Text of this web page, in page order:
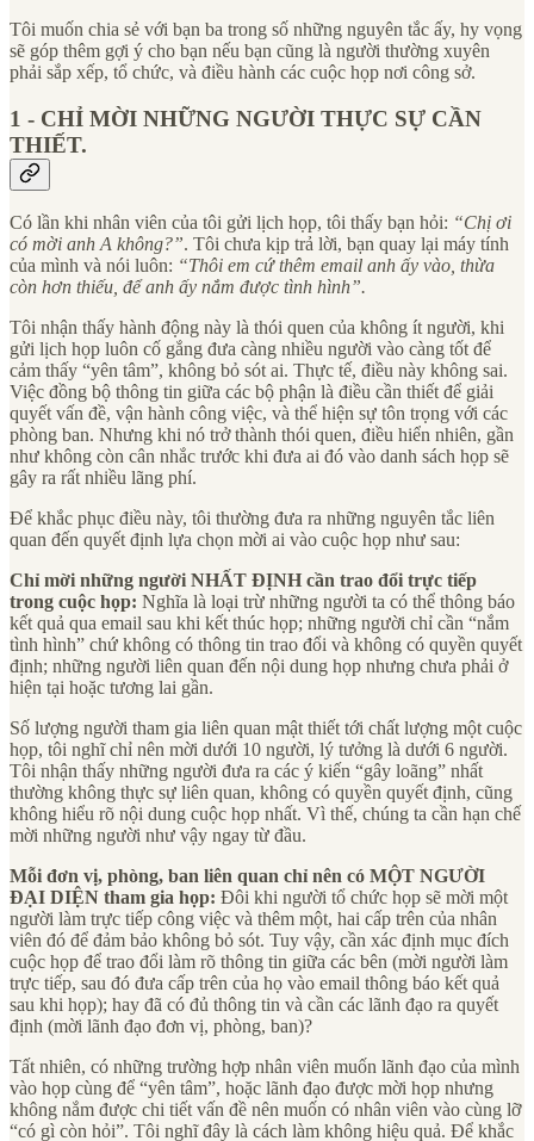
Tôi muốn chia sẻ với bạn ba trong số những nguyên tắc ấy, hy vọng
sẽ góp thêm gợi ý cho bạn nếu bạn cũng là người thường xuyên
phải sắp xếp, tổ chức, và điều hành các cuộc họp nơi công sở.
1 - CHỈ MỜI NHỮNG NGƯỜI THỰC SỰ CẦN
THIẾT.
Có lần khi nhân viên của tôi gửi lịch họp, tôi thấy bạn hỏi: “Chị ơi
có mời anh A không?”. Tôi chưa kịp trả lời, bạn quay lại máy tính
của mình và nói luôn: “Thôi em cứ thêm email anh ấy vào, thừa
còn hơn thiếu, để anh ấy nắm được tình hình”.
Tôi nhận thấy hành động này là thói quen của không ít người, khi
gửi lịch họp luôn cố gắng đưa càng nhiều người vào càng tốt để
cảm thấy “yên tâm”, không bỏ sót ai. Thực tế, điều này không sai.
Việc đồng bộ thông tin giữa các bộ phận là điều cần thiết để giải
quyết vấn đề, vận hành công việc, và thể hiện sự tôn trọng với các
phòng ban. Nhưng khi nó trở thành thói quen, điều hiển nhiên, gần
như không còn cân nhắc trước khi đưa ai đó vào danh sách họp sẽ
gây ra rất nhiều lãng phí.
Để khắc phục điều này, tôi thường đưa ra những nguyên tắc liên
quan đến quyết định lựa chọn mời ai vào cuộc họp như sau:
Chỉ mời những người NHẤT ĐỊNH cần trao đổi trực tiếp
trong cuộc họp: Nghĩa là loại trừ những người ta có thể thông báo
kết quả qua email sau khi kết thúc họp; những người chỉ cần “nắm
tình hình” chứ không có thông tin trao đổi và không có quyền quyết
định; những người liên quan đến nội dung họp nhưng chưa phải ở
hiện tại hoặc tương lai gần.
Số lượng người tham gia liên quan mật thiết tới chất lượng một cuộc
họp, tôi nghĩ chỉ nên mời dưới 10 người, lý tưởng là dưới 6 người.
Tôi nhận thấy những người đưa ra các ý kiến “gây loãng” nhất
thường không thực sự liên quan, không có quyền quyết định, cũng
không hiểu rõ nội dung cuộc họp nhất. Vì thế, chúng ta cần hạn chế
mời những người như vậy ngay từ đầu.
Mỗi đơn vị, phòng, ban liên quan chỉ nên có MỘT NGƯỜI
ĐẠI DIỆN tham gia họp: Đôi khi người tổ chức họp sẽ mời một
người làm trực tiếp công việc và thêm một, hai cấp trên của nhân
viên đó để đảm bảo không bỏ sót. Tuy vậy, cần xác định mục đích
cuộc họp để trao đổi làm rõ thông tin giữa các bên (mời người làm
trực tiếp, sau đó đưa cấp trên của họ vào email thông báo kết quả
sau khi họp); hay đã có đủ thông tin và cần các lãnh đạo ra quyết
định (mời lãnh đạo đơn vị, phòng, ban)?
Tất nhiên, có những trường hợp nhân viên muốn lãnh đạo của mình
vào họp cùng để “yên tâm”, hoặc lãnh đạo được mời họp nhưng
không nắm được chi tiết vấn đề nên muốn có nhân viên vào cùng lỡ
“có gì còn hỏi”. Tôi nghĩ đây là cách làm không hiệu quả. Để khắc